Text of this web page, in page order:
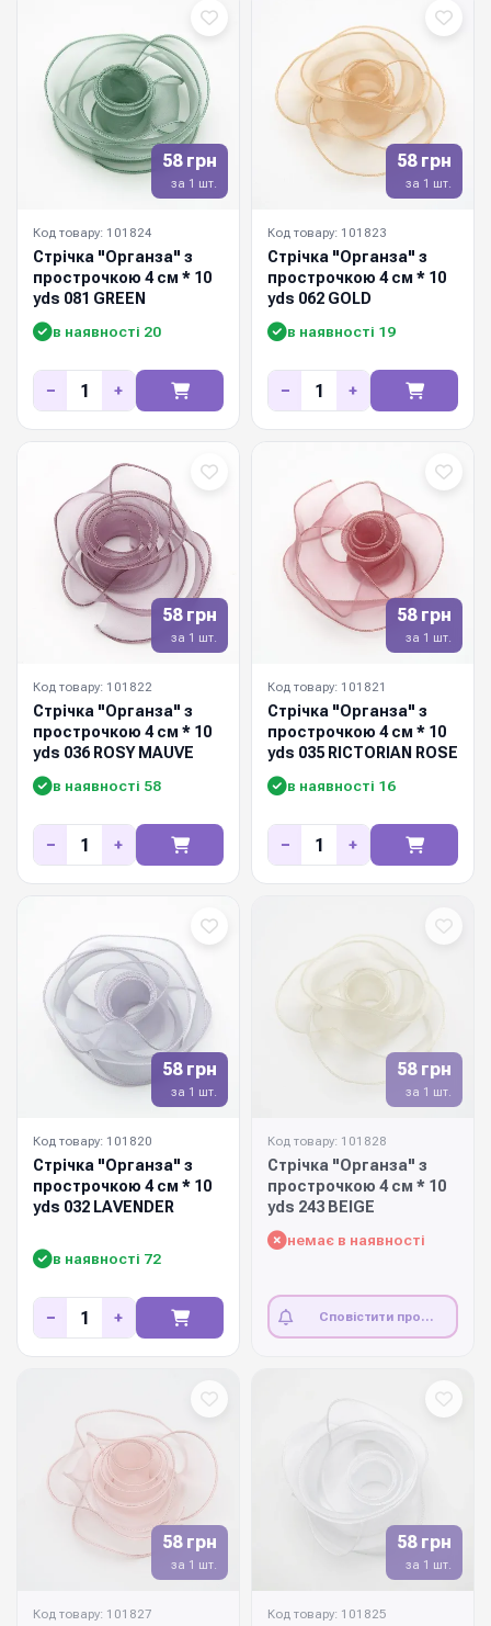
58 грн
за 1 шт.
Код товару: 101824
Стрічка "Органза" з
прострочкою 4 см * 10
yds 081 GREEN
в наявності 20
− +
58 грн
за 1 шт.
Код товару: 101823
Стрічка "Органза" з
прострочкою 4 см * 10
yds 062 GOLD
в наявності 19
− +
58 грн
за 1 шт.
Код товару: 101822
Стрічка "Органза" з
прострочкою 4 см * 10
yds 036 ROSY MAUVE
в наявності 58
− +
58 грн
за 1 шт.
Код товару: 101821
Стрічка "Органза" з
прострочкою 4 см * 10
yds 035 RICTORIAN ROSE
в наявності 16
− +
58 грн
за 1 шт.
Код товару: 101820
Стрічка "Органза" з
прострочкою 4 см * 10
yds 032 LAVENDER
в наявності 72
− +
58 грн
за 1 шт.
Код товару: 101828
Стрічка "Органза" з
прострочкою 4 см * 10
yds 243 BEIGE
немає в наявності
Сповістити про
58 грн
за 1 шт.
Код товару: 101827
58 грн
за 1 шт.
Код товару: 101825